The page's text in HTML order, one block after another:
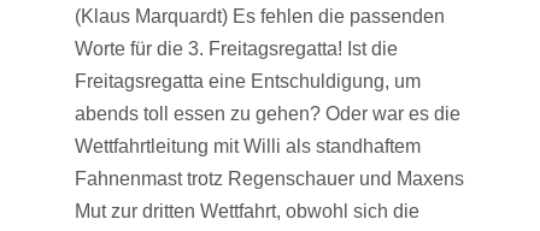
(Klaus Marquardt) Es fehlen die passenden
Worte für die 3. Freitagsregatta! Ist die
Freitagsregatta eine Entschuldigung, um
abends toll essen zu gehen? Oder war es die
Wettfahrtleitung mit Willi als standhaftem
Fahnenmast trotz Regenschauer und Maxens
Mut zur dritten Wettfahrt, obwohl sich die